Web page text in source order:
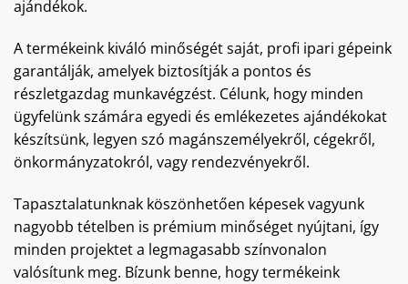
ajándékok.
A termékeink kiváló minőségét saját, profi ipari gépeink
garantálják, amelyek biztosítják a pontos és
részletgazdag munkavégzést. Célunk, hogy minden
ügyfelünk számára egyedi és emlékezetes ajándékokat
készítsünk, legyen szó magánszemélyekről, cégekről,
önkormányzatokról, vagy rendezvényekről.
Tapasztalatunknak köszönhetően képesek vagyunk
nagyobb tételben is prémium minőséget nyújtani, így
minden projektet a legmagasabb színvonalon
valósítunk meg. Bízunk benne, hogy termékeink